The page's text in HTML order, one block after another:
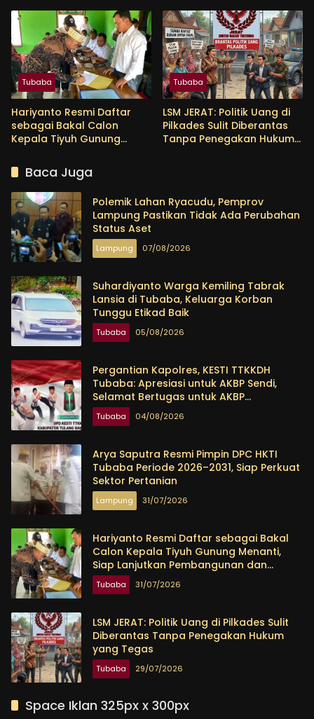
Himmawan
Tubaba
Hariyanto Resmi Daftar
sebagai Bakal Calon
Kepala Tiyuh Gunung
Pembangunan dan
Tingkatkan Kesejahteraan
Warga
Tubaba
LSM JERAT: Politik Uang di
Pilkades Sulit Diberantas
Tanpa Penegakan Hukum
Baca Juga
Polemik Lahan Ryacudu, Pemprov
Lampung Pastikan Tidak Ada Perubahan
Status Aset
Lampung 07/08/2026
Suhardiyanto Warga Kemiling Tabrak
Lansia di Tubaba, Keluarga Korban
Tunggu Etikad Baik
Tubaba 05/08/2026
Pergantian Kapolres, KESTI TTKKDH
Tubaba: Apresiasi untuk AKBP Sendi,
Selamat Bertugas untuk AKBP
Himmawan
Tubaba 04/08/2026
Arya Saputra Resmi Pimpin DPC HKTI
Tubaba Periode 2026–2031, Siap Perkuat
Sektor Pertanian
Lampung 31/07/2026
Hariyanto Resmi Daftar sebagai Bakal
Calon Kepala Tiyuh Gunung Menanti,
Siap Lanjutkan Pembangunan dan
Tingkatkan Kesejahteraan Warga
Tubaba 31/07/2026
LSM JERAT: Politik Uang di Pilkades Sulit
Diberantas Tanpa Penegakan Hukum
yang Tegas
Tubaba 29/07/2026
Space Iklan 325px x 300px